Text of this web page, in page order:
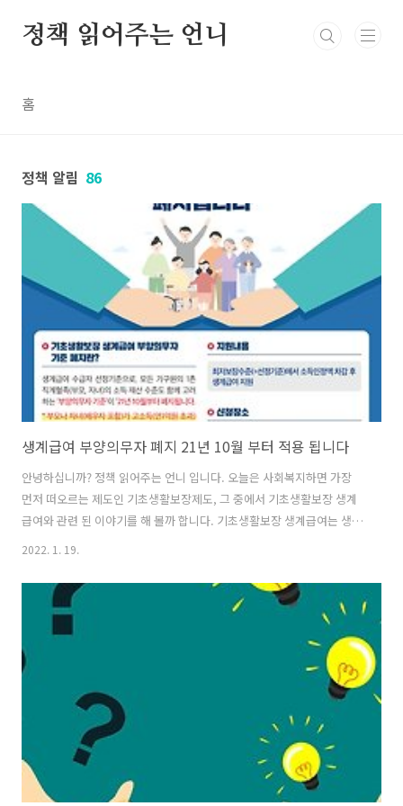
정책 읽어주는 언니
홈
정책 알림 86
생계급여 부양의무자 폐지 21년 10월 부터 적용 됩니다
안녕하십니까? 정책 읽어주는 언니 입니다. 오늘은 사회복지하면 가장
먼저 떠오르는 제도인 기초생활보장제도, 그 중에서 기초생활보장 생계
급여와 관련 된 이야기를 해 볼까 합니다. 기초생활보장 생계급여는 생활
이 어려운 분들에게 생계급여를 지급하여 최저생활을 보장하고 자립을
요한 제도인데요. 과거에는 이 제도에 부양의무자 기준이 있어 지원 받지
못한 분들이 상당히 많았습니다. 하지만 작년 21년 10월부터 기초생활보
장 생계급여 부양의무자 기준이 폐지 되었습니다. 부양의무자 기준 폐지
가 무엇인가 궁금하실텐데요. 기초생활보장제도 생계급여 지원대상자
선정기준으로 모든 가구원의 1촌직계혈족(부모,자녀)의 소득과 재산수
준도 함께 고려하는 것이 바로 ..
2022. 1. 19.